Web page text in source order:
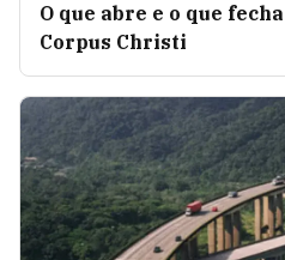
O que abre e o que
Corpus Christi